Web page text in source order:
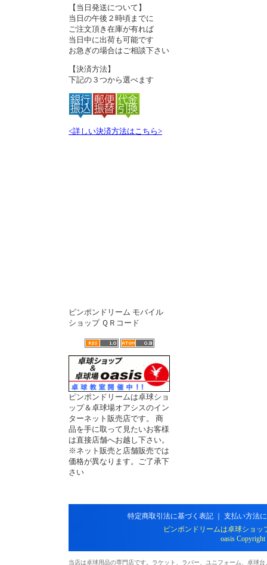
【当日発送について】
当日の午後２時頃までに
ご注文頂き在庫が有れば
当日中に出荷も可能です
お急ぎの場合はご相談下さい
【決済方法】
下記の３つから選べます
<詳しい決済方法はこちら>
ピンポンドリーム モバイル
ショップ ＱＲコード
ピンポンドリームは卓球ショ
ップ＆卓球場オアシスのイン
ターネット販売店です。 商
品を手に取って見たいお客様
は直接店舗へお越し下さい。
※ネット販売と店舗販売では
価格が異なります。ご了承下
さい
特定商取引法に基づく表記 ｜ 支払い方法
ピンポンドリームは卓球ショ
oasis
当店は卓球用品の専門店です。ラケット、ラバー、ユニフォーム、卓球